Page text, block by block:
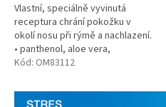
Vlastní, speciálně vyvinutá
receptura chrání pokožku v
okolí nosu při rýmě a nachlazení.
• panthenol, aloe vera,
bisabolol, alantoin, zinek,
měsíček...
Kód: OM83112